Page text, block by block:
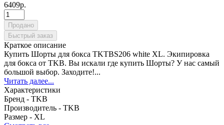
6409р.
Продано
Быстрый заказ
Краткое описание
Купить Шорты для бокса TKTBS206 white XL. Экипировка
для бокса от TKB. Вы искали где купить Шорты? У нас самый
большой выбор. Заходите!...
Читать далее...
Характеристики
Бренд - TKB
Производитель - TKB
Размер - XL